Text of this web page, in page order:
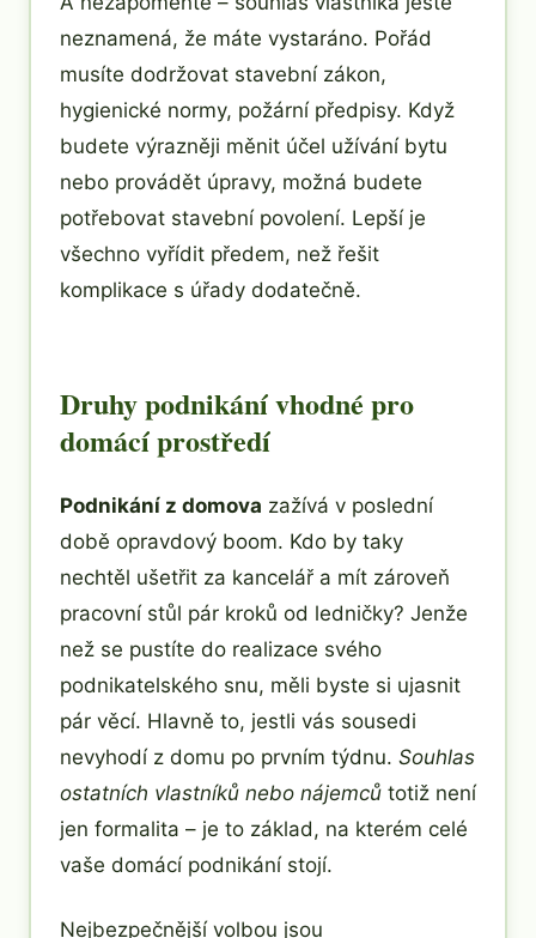
neznamená, že máte vystaráno. Pořád
musíte dodržovat stavební zákon,
hygienické normy, požární předpisy. Když
budete výrazněji měnit účel užívání bytu
nebo provádět úpravy, možná budete
potřebovat stavební povolení. Lepší je
všechno vyřídit předem, než řešit
komplikace s úřady dodatečně.
Druhy podnikání vhodné pro
domácí prostředí
Podnikání z domova zažívá v poslední
době opravdový boom. Kdo by taky
nechtěl ušetřit za kancelář a mít zároveň
pracovní stůl pár kroků od ledničky? Jenže
než se pustíte do realizace svého
podnikatelského snu, měli byste si ujasnit
pár věcí. Hlavně to, jestli vás sousedi
nevyhodí z domu po prvním týdnu. Souhlas
ostatních vlastníků nebo nájemců totiž není
jen formalita – je to základ, na kterém celé
vaše domácí podnikání stojí.
Nejbezpečnější volbou jsou